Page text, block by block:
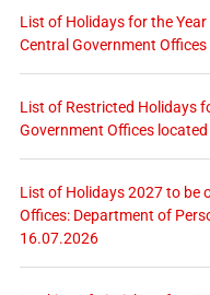
List of Holidays for the
Central Government
List of Restricted Holidays
Government Offices
List of Holidays 2027 to be
Offices: Department of
16.07.2026